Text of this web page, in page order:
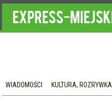
WIADOMOŚCI KULTURA, ROZRYWKA